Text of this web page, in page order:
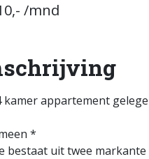
/mnd
kamer appartement
*
bestaat uit twee